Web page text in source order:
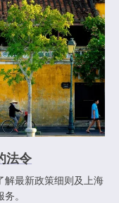
法令
解最新政策细则及上海
。